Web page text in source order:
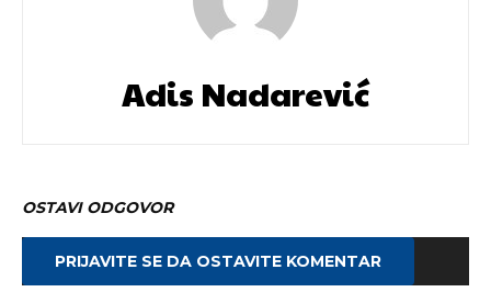
Adis Nadarević
OSTAVI ODGOVOR
PRIJAVITE SE DA OSTAVITE KOMENTAR